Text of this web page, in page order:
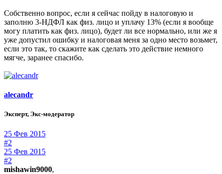
Собственно вопрос, если я сейчас пойду в налоговую и
заполню 3-НДФЛ как физ. лицо и уплачу 13% (если я вообще
могу платить как физ. лицо), будет ли все нормально, или же я
уже допустил ошибку и налоговая меня за одно место возьмет,
если это так, то скажите как сделать это действие немного
мягче, заранее спасибо.
alecandr
Эксперт, Экс-модератор
25 Фев 2015
#2
25 Фев 2015
#2
mishawin9000,